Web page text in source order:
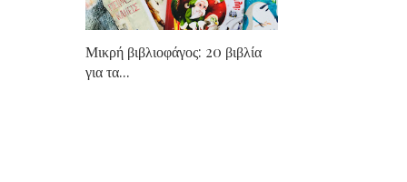
Μικρή βιβλιοφάγος: 20 βιβλία
για τα...